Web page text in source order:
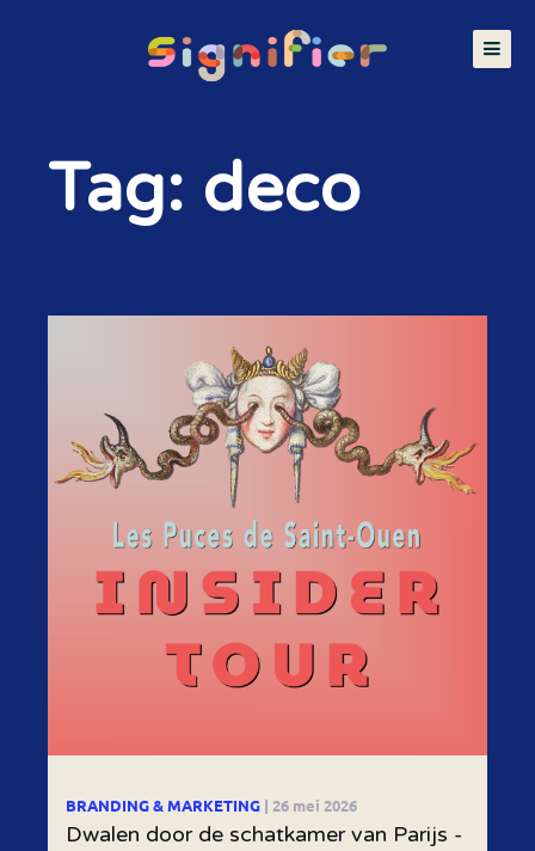
Tag: deco
BRANDING & MARKETING | 26 mei 2026
Dwalen door de schatkamer van Parijs -